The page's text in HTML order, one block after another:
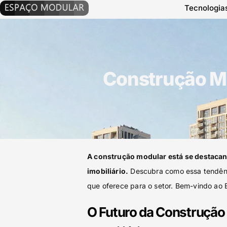
Construção
A construção modular está se
imobiliário. Descubra como essa
que oferece para o setor. Bem-vindo ao
O Futuro da